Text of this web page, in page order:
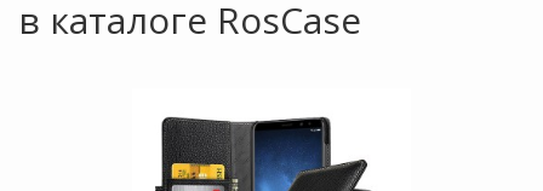
в каталоге RosCase